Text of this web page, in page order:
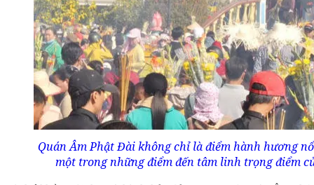
Quán Âm Phật Đài không chỉ là điểm hành hương
một trong những điểm đến tâm linh trọng điểm